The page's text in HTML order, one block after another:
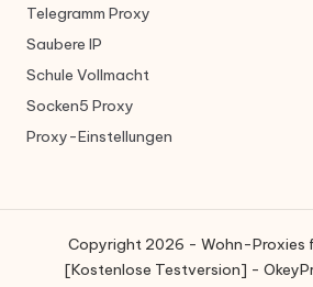
Telegramm Proxy
Saubere IP
Schule Vollmacht
Socken5 Proxy
Proxy-Einstellungen
Copyright 2026 - Wohn-Proxies
[Kostenlose Testversion] -